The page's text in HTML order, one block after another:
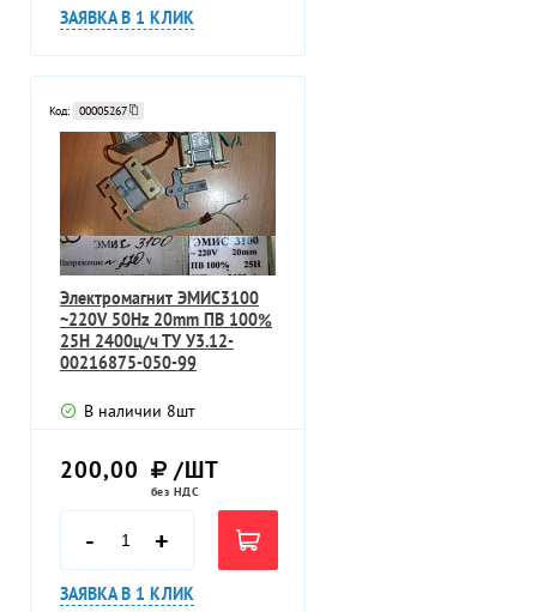
ЗАЯВКА В 1 КЛИК
Код: 00005267
Электромагнит ЭМИС3100
~220V 50Hz 20mm ПВ 100%
25Н 2400ц/ч ТУ У3.12-
00216875-050-99
В наличии 8шт
200,00 /ШТ
без НДС
- +
ЗАЯВКА В 1 КЛИК